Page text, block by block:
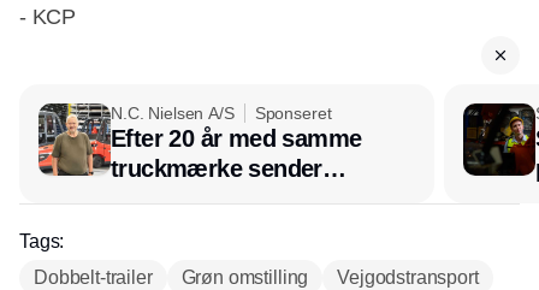
- KCP
N.C. Nielsen A/S Sponseret
Efter 20 år med samme
truckmærke sender
lagerchef stafetten videre
Tags:
Dobbelt-trailer
Grøn omstilling
Vejgodstransport